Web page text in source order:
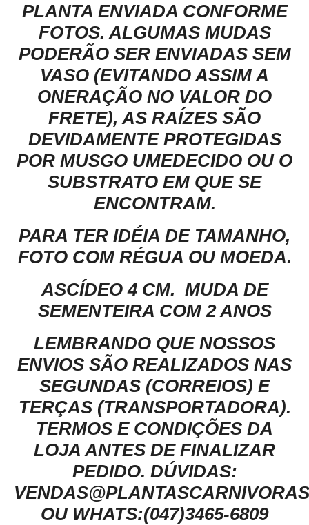
PLANTA ENVIADA CONFORME
FOTOS. ALGUMAS MUDAS
PODERÃO SER ENVIADAS SEM
VASO (EVITANDO ASSIM A
ONERAÇÃO NO VALOR DO
FRETE), AS RAÍZES SÃO
DEVIDAMENTE PROTEGIDAS
POR MUSGO UMEDECIDO OU O
SUBSTRATO EM QUE SE
ENCONTRAM.
PARA TER IDÉIA DE TAMANHO,
FOTO COM RÉGUA OU MOEDA.
ASCÍDEO 4 CM. MUDA DE
SEMENTEIRA COM 2 ANOS
LEMBRANDO QUE NOSSOS
ENVIOS SÃO REALIZADOS NAS
SEGUNDAS (CORREIOS) E
TERÇAS (TRANSPORTADORA).
TERMOS E CONDIÇÕES DA
LOJA ANTES DE FINALIZAR
PEDIDO. DÚVIDAS:
OU WHATS:(047)3465-6809